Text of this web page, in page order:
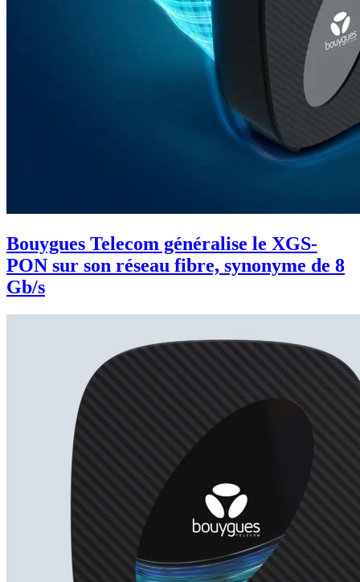
Bouygues Telecom généralise le XGS-
PON sur son réseau fibre, synonyme de 8
Gb/s